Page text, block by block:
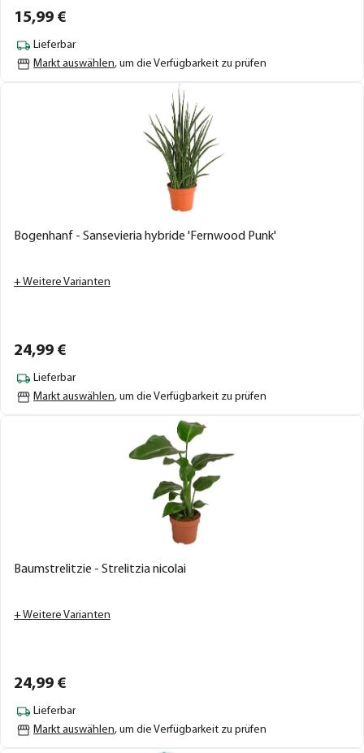
15,99 €
Lieferbar
Markt auswählen, um die Verfügbarkeit zu prüfen
Bogenhanf - Sansevieria hybride 'Fernwood Punk'
+ Weitere Varianten
24,99 €
Lieferbar
Markt auswählen, um die Verfügbarkeit zu prüfen
Baumstrelitzie - Strelitzia nicolai
+ Weitere Varianten
24,99 €
Lieferbar
Markt auswählen, um die Verfügbarkeit zu prüfen